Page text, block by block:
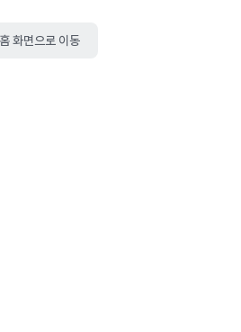
홈 화면으로 이동